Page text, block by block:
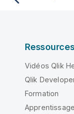
Vidéos Qlik
Qlik
Formation